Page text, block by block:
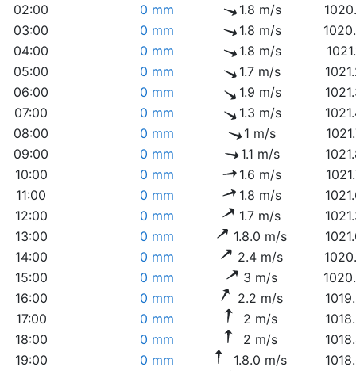
02:00
0 mm 1.8 m/s
03:00
0 mm 1.8 m/s
04:00
0 mm 1.8 m/s
05:00
0 mm 1.7 m/s
06:00
0 mm 1.9 m/s
07:00
0 mm 1.3 m/s
08:00
0 mm 1 m/s
09:00
0 mm 1.1 m/s
10:00
0 mm 1.6 m/s
11:00
0 mm 1.8 m/s
12:00
0 mm 1.7 m/s
13:00
0 mm 1.8.0 m/s
14:00
0 mm 2.4 m/s
15:00
0 mm 3 m/s
16:00
0 mm 2.2 m/s
17:00
0 mm 2 m/s
18:00
0 mm 2 m/s
19:00
0 mm 1.8.0 m/s